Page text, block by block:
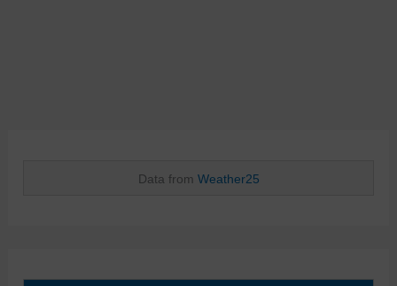
Data from Weather25